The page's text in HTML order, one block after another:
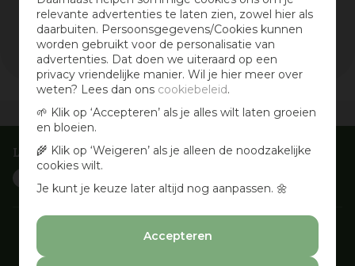
relevante advertenties te laten zien, zowel hier als
daarbuiten. Persoonsgegevens/Cookies kunnen
worden gebruikt voor de personalisatie van
advertenties. Dat doen we uiteraard op een
privacy vriendelijke manier. Wil je hier meer over
weten? Lees dan ons cookiebeleid.
🌱 Klik op ‘Accepteren’ als je alles wilt laten groeien
en bloeien.
🌾 Klik op ‘Weigeren’ als je alleen de noodzakelijke
cookies wilt.
Je kunt je keuze later altijd nog aanpassen. 🌼
Accepteren
Wis selectie
Filters resetten
Vandaag openvan 09:30 - 18:00
Laat je inspireren